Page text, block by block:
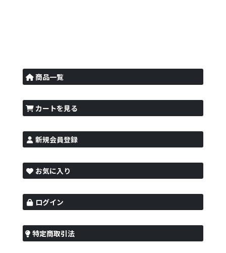
商品一覧
カートを見る
新規会員登録
お気に入り
ログイン
特定商取引法